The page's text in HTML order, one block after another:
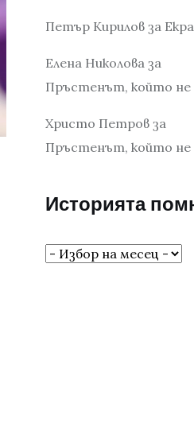
Петър Кирилов за
Елена Николова за
Пръстенът, който не
Христо Петров за
Пръстенът, който не
Историята
Историята